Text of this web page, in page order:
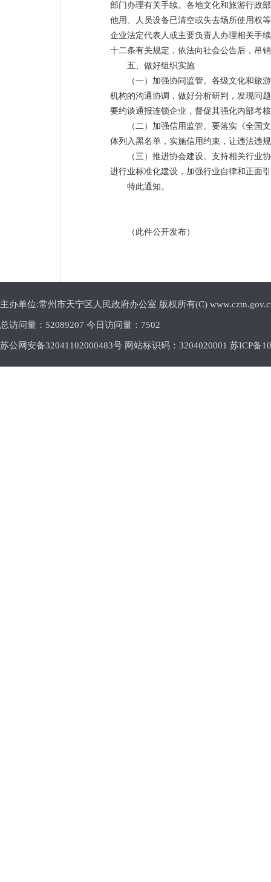
部门办理有关手续。各地文化和旅游行政
他用、人员设备已清空或失去场所使用权
企业法定代表人或主要负责人办理相关手
十二条有关规定，依法向社会公告后，吊
五、做好组织实施
（一）加强协同监管。各级文化和旅
机构的沟通协调，做好分析研判，发现问
要约谈通报连锁企业，督促其强化内部考
（二）加强信用监管。要落实《全国
体列入黑名单，实施信用约束，让违法违
（三）推进协会建设。支持相关行业
进行业标准化建设，加强行业自律和正面
特此通知。
（此件公开发布）
主办单位:常州市天宁区人民政府办公室 版权所有(C)
总访问量： 52089207 今日访问量： 7502
苏公网安备32041102000483号 网站标识码：3204020001 苏ICP备